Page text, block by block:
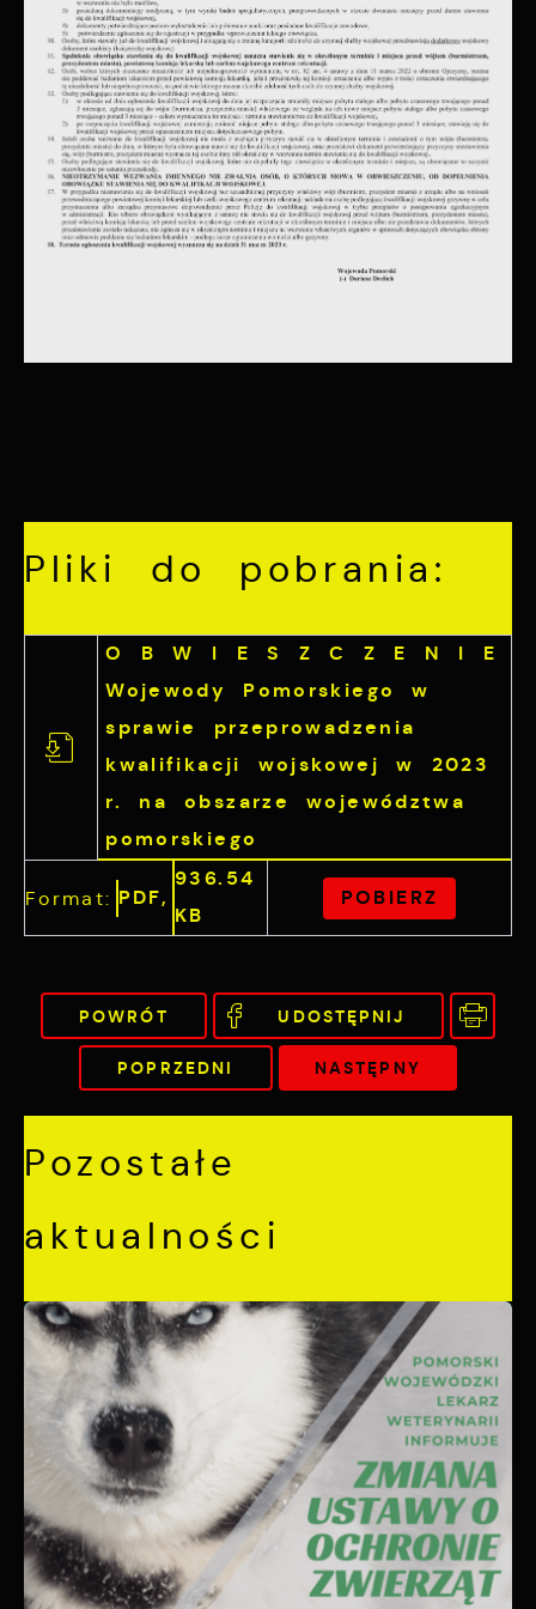
Pliki do pobrania:
O B W I E S Z C Z E N I E
Wojewody Pomorskiego w
sprawie przeprowadzenia
kwalifikacji wojskowej w 2023
r. na obszarze województwa
pomorskiego
Format: PDF,
936.54
KB
POBIERZ
POWRÓT UDOSTĘPNIJ
POPRZEDNI NASTĘPNY
Pozostałe
aktualności
funkcjonalności.
Twoich zwyczajów dotyczących przeglądanej
witryny internetowej. Treści promocyjne
mogą pojawić się na stronach podmiotów
trzecich lub firm będących naszymi
partnerami oraz innych dostawców usług.
Firmy te działają w charakterze
pośredników prezentujących nasze treści w
postaci wiadomości, ofert, komunikatów